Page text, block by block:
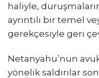
haliyle,
ayrıntılı bir temel
gerekçesiyle geri
Netanyahu’nun
yönelik saldırılar